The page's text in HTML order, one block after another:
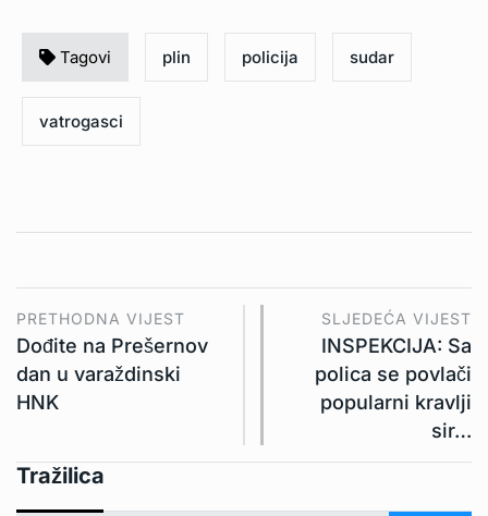
Tagovi plin policija sudar
vatrogasci
PRETHODNA VIJEST
Dođite na Prešernov
dan u varaždinski
HNK
SLJEDEĆA VIJEST
INSPEKCIJA: Sa
polica se povlači
popularni kravlji
sir…
Tražilica